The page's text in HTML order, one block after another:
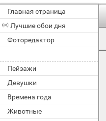
Главная страница
Лучшие обои дня
Фоторедактор
Пейзажи
Девушки
Времена года
Животные